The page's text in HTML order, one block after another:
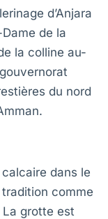
d’Anjara
de la
la colline au-
du nord
dans le
comme
grotte est